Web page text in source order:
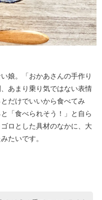
娘。「おかあさんの手作り
あまり乗り気ではない表情
だけでいいから食べてみ
「食べられそう！」と自ら
ロとした具材のなかに、大
たいです。